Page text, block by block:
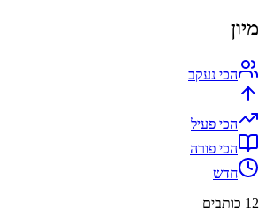
מיון
הכי נעקב
הכי פעיל
הכי פורה
חדש
12 כותבים